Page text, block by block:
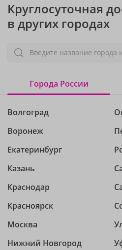
Круглосуточная
в других городах
Введите название города
Города России
Волгоград
Воронеж
Екатеринбург
Казань
Краснодар
Красноярск
Москва
Нижний Новгород